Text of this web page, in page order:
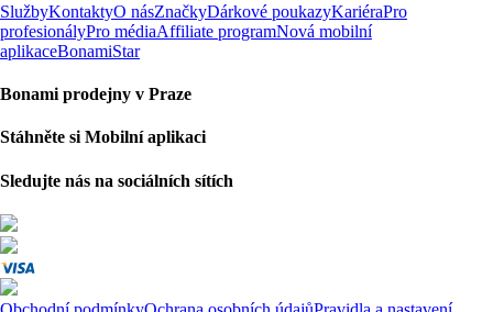
SlužbyKontaktyO násZnačkyDárkové poukazyKariéraPro
profesionályPro médiaAffiliate programNová mobilní
aplikaceBonamiStar
Bonami prodejny v Praze
Stáhněte si Mobilní aplikaci
Sledujte nás na sociálních sítích